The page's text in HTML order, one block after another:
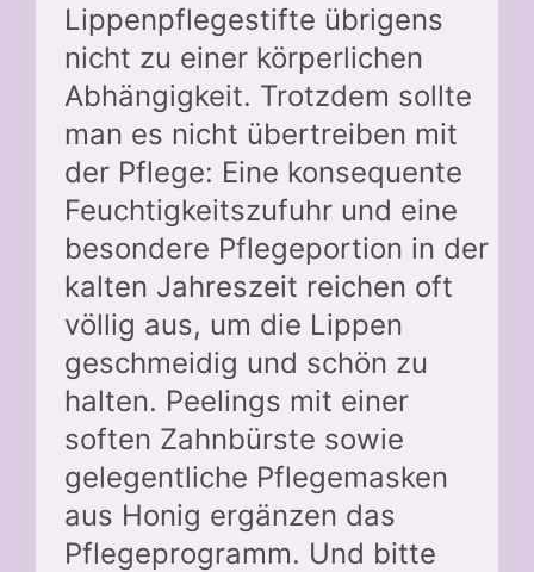
Lippenpflegestifte übrigens
nicht zu einer körperlichen
Abhängigkeit. Trotzdem sollte
man es nicht übertreiben mit
der Pflege: Eine konsequente
Feuchtigkeitszufuhr und eine
besondere Pflegeportion in der
kalten Jahreszeit reichen oft
völlig aus, um die Lippen
geschmeidig und schön zu
halten. Peelings mit einer
soften Zahnbürste sowie
gelegentliche Pflegemasken
aus Honig ergänzen das
Pflegeprogramm. Und bitte